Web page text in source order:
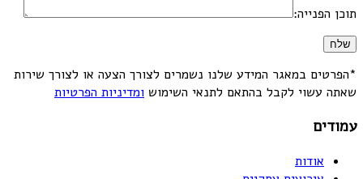
תוכן הפנייה:
*הפרטים במאגר המידע שלנו נשמרים לצורך הצעה או לצורך שירות
שאתה עשוי לקבל בהתאם לתנאי השימוש ומדיניות הפרטיות
עמודים
אודות